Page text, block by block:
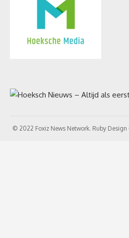
© 2022 Foxiz News Network. Ruby Design